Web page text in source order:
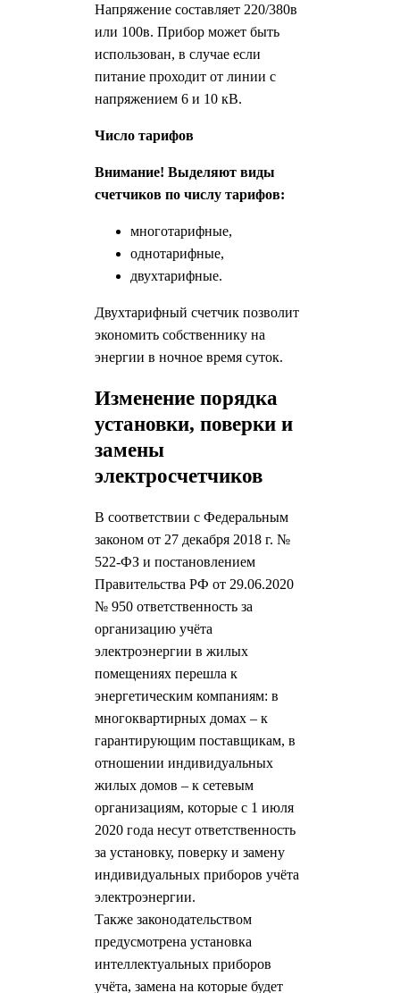
Напряжение составляет 220/380в
или 100в. Прибор может быть
использован, в случае если
питание проходит от линии с
напряжением 6 и 10 кВ.
Число тарифов
Внимание! Выделяют виды
счетчиков по числу тарифов:
многотарифные,
однотарифные,
двухтарифные.
Двухтарифный счетчик позволит
экономить собственнику на
энергии в ночное время суток.
Изменение порядка
установки, поверки и
замены
электросчетчиков
В соответствии с Федеральным
законом от 27 декабря 2018 г. №
522-ФЗ и постановлением
Правительства РФ от 29.06.2020
№ 950 ответственность за
организацию учёта
электроэнергии в жилых
помещениях перешла к
энергетическим компаниям: в
многоквартирных домах – к
гарантирующим поставщикам, в
отношении индивидуальных
жилых домов – к сетевым
организациям, которые с 1 июля
2020 года несут ответственность
за установку, поверку и замену
индивидуальных приборов учёта
электроэнергии.
Также законодательством
предусмотрена установка
интеллектуальных приборов
учёта, замена на которые будет